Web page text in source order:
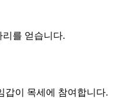
를 얻습니다.
갑이 목세에 참여합니다.